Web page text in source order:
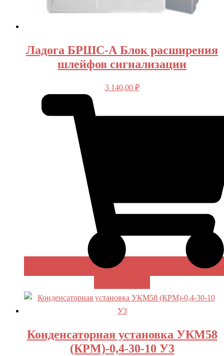
Ладога БРШС-А Блок расширения
шлейфов сигнализации
3 140,00 ₽
Конденсаторная установка УКМ58
(КРМ)-0,4-30-10 У3